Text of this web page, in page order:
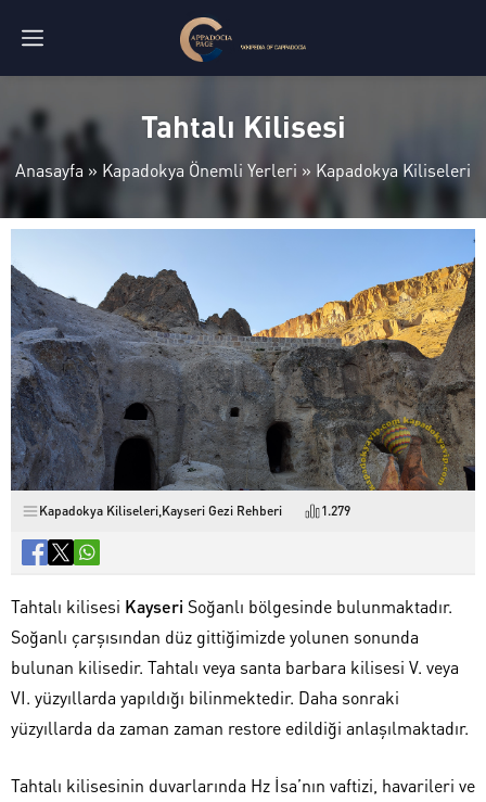
Tahtalı Kilisesi
Anasayfa » Kapadokya Önemli Yerleri » Kapadokya Kiliseleri
Kapadokya Kiliseleri Kayseri Gezi Rehberi 1.279
Tahtalı kilisesi Kayseri Soğanlı bölgesinde bulunmaktadır.
Soğanlı çarşısından düz gittiğimizde yolunen sonunda
bulunan kilisedir. Tahtalı veya santa barbara kilisesi V. veya
VI. yüzyıllarda yapıldığı bilinmektedir. Daha sonraki
yüzyıllarda da zaman zaman restore edildiği anlaşılmaktadır.
Tahtalı kilisesinin duvarlarında Hz İsa’nın vaftizi, havarileri ve